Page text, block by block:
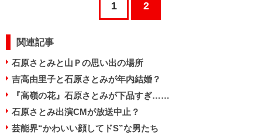
1 2
関連記事
石原さとみと山Ｐの思い出の場所
吉高由里子と石原さとみが年内結婚？
『高嶺の花』石原さとみが下品すぎ……
石原さとみ出演CMが放送中止？
芸能界“かわいい顔してドS”な男たち